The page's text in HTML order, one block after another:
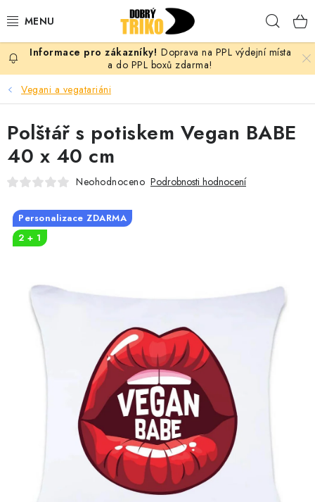
na
PRO ŽENY
PRO MUŽE
PRO DĚTI
PRO PÁRY
VLASTNÍ MOTIV
MIKINY
OKAMŽITĚ K ODBĚRU
MÁM SRDCE POMÁHÁM
Doprava na PPL výdejní místa
a do PPL boxů zdarma!
Vegani a vegatariáni
Polštář s potiskem Vegan BABE
40 x 40 cm
Neohodnoceno Podrobnosti hodnocení
Personalizace ZDARMA
2 + 1